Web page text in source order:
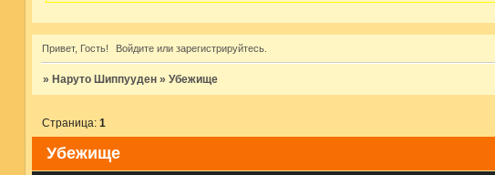
Привет, Гость! Войдите илизарегистрируйтесь
» Наруто Шиппууден » Убежище
Убежище
Страница: 1